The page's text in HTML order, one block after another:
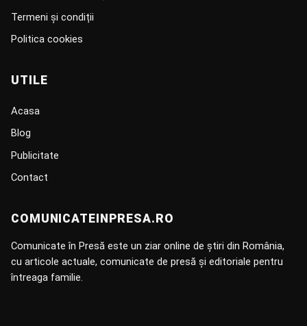
Termeni și condiții
Politica cookies
UTILE
Acasa
Blog
Publicitate
Contact
COMUNICATEINPRESA.RO
Comunicate în Presă este un ziar online de știri din România,
cu articole actuale, comunicate de presă și editoriale pentru
întreaga familie.